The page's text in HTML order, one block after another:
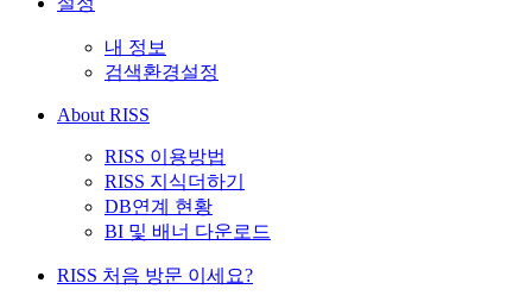
내 정보
검색환경설정
About RISS
RISS 이용방법
RISS 지식더하기
DB연계 현황
BI 및 배너 다운로드
RISS 처음 방문 이세요?